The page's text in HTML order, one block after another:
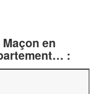
en
: